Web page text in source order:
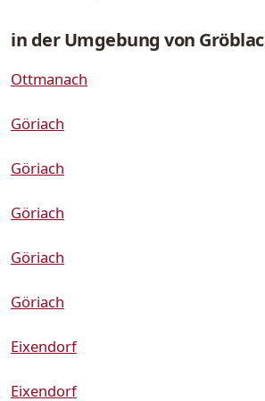
in der Umgebung von
Ottmanach
Göriach
Göriach
Göriach
Göriach
Göriach
Eixendorf
Eixendorf